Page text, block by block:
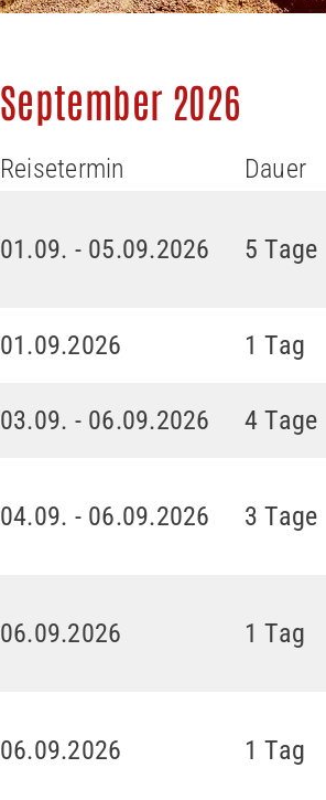
September 2026
Reisetermin Dauer
01.09. - 05.09.2026 5 Tage
01.09.2026 1 Tag
03.09. - 06.09.2026 4 Tage
04.09. - 06.09.2026 3 Tage
06.09.2026 1 Tag
06.09.2026 1 Tag